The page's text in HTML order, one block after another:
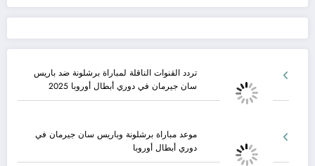
تردد القنوات الناقلة لمباراة برشلونة ضد باريس
سان جيرمان في دوري أبطال أوروبا 2025
موعد مباراة برشلونة وباريس سان جيرمان في
دوري أبطال أوروبا